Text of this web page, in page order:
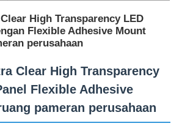
High Transparency LED
Flexible Adhesive Mount
perusahaan
Clear High Transparency
Flexible Adhesive
pameran perusahaan